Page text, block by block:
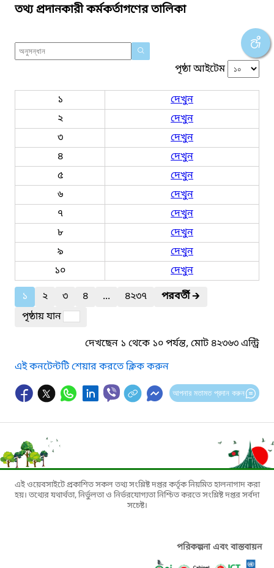
তথ্য প্রদানকারী কর্মকর্তাগণের তালিকা
পৃষ্ঠা আইটেম
১
দেখুন
২
দেখুন
৩
দেখুন
৪
দেখুন
৫
দেখুন
৬
দেখুন
৭
দেখুন
৮
দেখুন
৯
দেখুন
১০
দেখুন
১
২ ৩ ৪ ... ৪২৩৭ পরবর্তী🡲
পৃষ্ঠায় যান
দেখছেন ১ থেকে ১০ পর্যন্ত, মোট ৪২৩৬৩ এন্ট্রি
এই কনটেন্টটি শেয়ার করতে ক্লিক করুন
আপনার মতামত প্রদান করুন
এই ওয়েবসাইটে প্রকাশিত সকল তথ্য সংশ্লিষ্ট দপ্তর কর্তৃক নিয়মিত হালনাগাদ করা
হয়। তথ্যের যথার্থতা, নির্ভুলতা ও নির্ভরযোগ্যতা নিশ্চিত করতে সংশ্লিষ্ট দপ্তর সর্বদা
সচেষ্ট।
পরিকল্পনা এবং বাস্তবায়ন